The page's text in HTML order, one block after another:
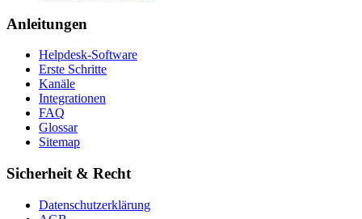
Anleitungen
Helpdesk-Software
Erste Schritte
Kanäle
Integrationen
FAQ
Glossar
Sitemap
Sicherheit & Recht
Datenschutzerklärung